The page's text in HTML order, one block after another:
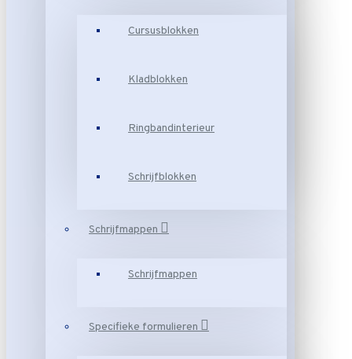
Cursusblokken
Kladblokken
Ringbandinterieur
Schrijfblokken
Schrijfmappen
Schrijfmappen
Specifieke formulieren